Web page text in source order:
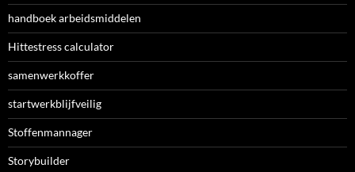
handboek arbeidsmiddelen
Hittestress calculator
samenwerkkoffer
startwerkblijfveilig
Stoffenmannager
Storybuilder